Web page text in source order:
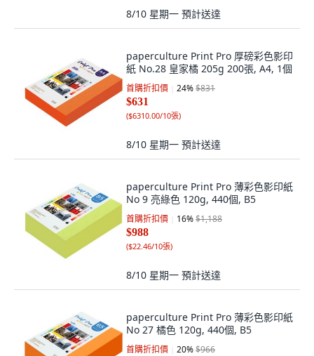
8/10 星期一 預計送達
paperculture Print Pro 厚磅彩色影印
紙 No.28 皇家橘 205g 200張, A4, 1個
首購折扣價 24%$831
$631
($6310.00/10張)
8/10 星期一 預計送達
paperculture Print Pro 薄彩色影印紙
No 9 亮綠色 120g, 440個, B5
首購折扣價 16%$1,188
$988
($22.46/10張)
8/10 星期一 預計送達
paperculture Print Pro 薄彩色影印紙
No 27 橘色 120g, 440個, B5
首購折扣價 20%$966